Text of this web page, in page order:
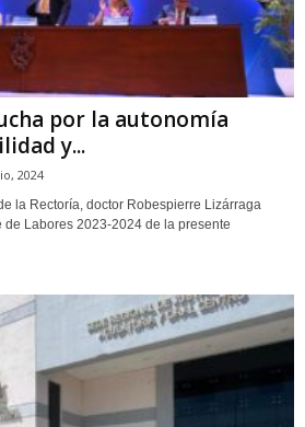
por la autonomía
y...
2024
la Rectoría, doctor Robespierre Lizárraga
de Labores 2023-2024 de la presente